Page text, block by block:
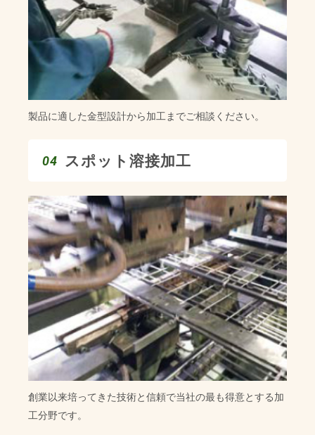
製品に適した金型設計から加工までご相談ください。
04 スポット溶接加工
創業以来培ってきた技術と信頼で当社の最も得意とする加
工分野です。